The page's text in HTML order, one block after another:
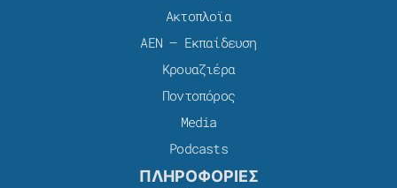
Ακτοπλοϊα
ΑΕΝ – Εκπαίδευση
Κρουαζιέρα
Ποντοπόρος
Media
Podcasts
ΠΛΗΡΟΦΟΡΙΕΣ